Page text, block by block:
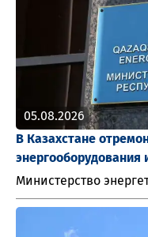
05.08.2026
В Казахстане
энергооборудования
Министерство